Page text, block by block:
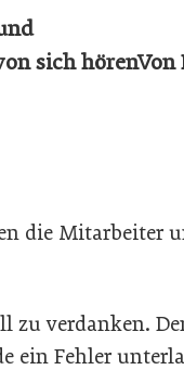
sich hörenVon
die Mitarbeiter
zu verdanken.
ein Fehler